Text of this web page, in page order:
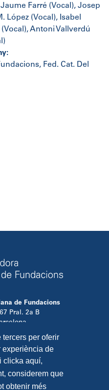
per oferir
experiència de
clicka aquí,
considerem que
obtenir més
Farré (Vocal), Josep
López (Vocal), Isabel
Antoni Vallverdú
Fed. Cat. Del
de Fundacions
Pral. 2a B
480